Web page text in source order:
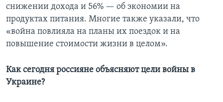
снижении дохода и 56% — об экономии на
продуктах питания. Многие также указали, что
«война повлияла на планы их поездок и на
повышение стоимости жизни в целом».
Как сегодня россияне объясняют цели войны в
Украине?